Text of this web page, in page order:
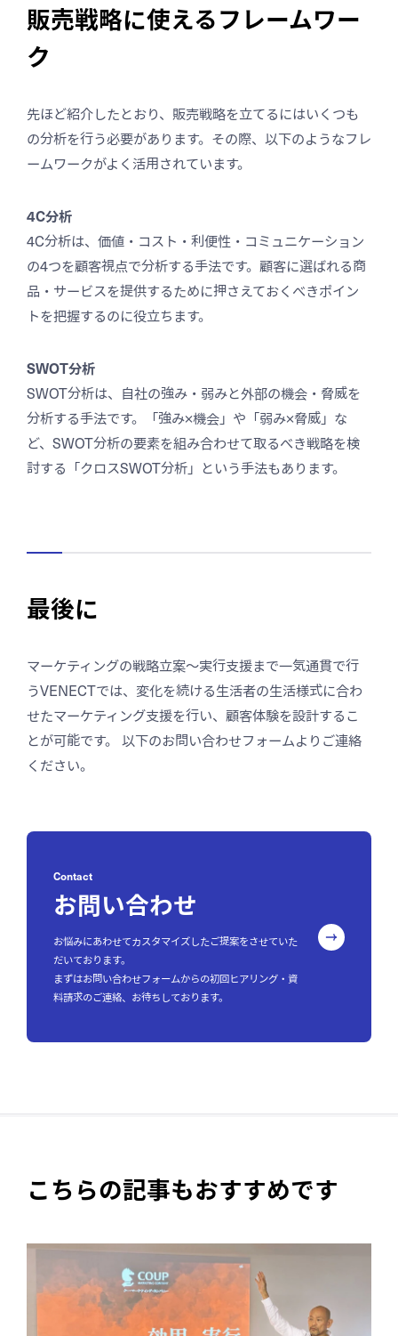
販売戦略に使えるフレームワー
ク
先ほど紹介したとおり、販売戦略を立てるにはいくつも
の分析を行う必要があります。その際、以下のようなフレ
ームワークがよく活用されています。
4C分析
4C分析は、価値・コスト・利便性・コミュニケーション
の4つを顧客視点で分析する手法です。顧客に選ばれる商
品・サービスを提供するために押さえておくべきポイン
トを把握するのに役立ちます。
SWOT分析
SWOT分析は、自社の強み・弱みと外部の機会・脅威を
分析する手法です。「強み×機会」や「弱み×脅威」な
ど、SWOT分析の要素を組み合わせて取るべき戦略を検
討する「クロスSWOT分析」という手法もあります。
最後に
マーケティングの戦略立案〜実行支援まで一気通貫で行
うVENECTでは、変化を続ける生活者の生活様式に合わ
せたマーケティング支援を行い、顧客体験を設計するこ
とが可能です。 以下のお問い合わせフォームよりご連絡
ください。
Contact
お問い合わせ
お悩みにあわせてカスタマイズしたご提案をさせていた
だいております。
まずはお問い合わせフォームからの初回ヒアリング・資
料請求のご連絡、お待ちしております。
こちらの記事もおすすめです